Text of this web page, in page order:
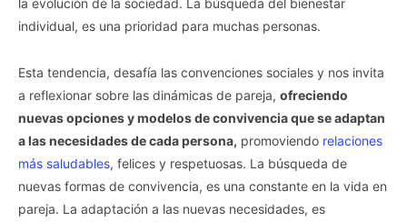
individual, es una prioridad para muchas personas.
Esta tendencia, desafía las convenciones sociales y nos invita
a reflexionar sobre las dinámicas de pareja, ofreciendo
nuevas opciones y modelos de convivencia que se adaptan
a las necesidades de cada persona, promoviendo relaciones
más saludables, felices y respetuosas. La búsqueda de
nuevas formas de convivencia, es una constante en la vida en
pareja. La adaptación a las nuevas necesidades, es